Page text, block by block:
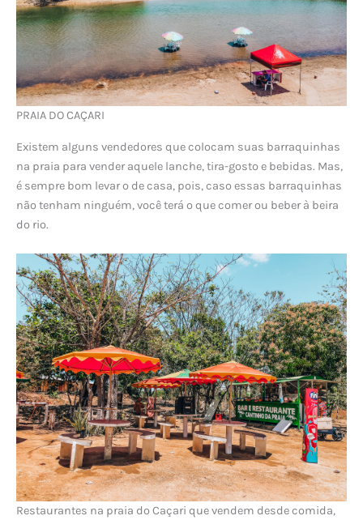
PRAIA DO CAÇARI
Existem alguns vendedores que colocam suas barraquinhas
na praia para vender aquele lanche, tira-gosto e bebidas. Mas,
é sempre bom levar o de casa, pois, caso essas barraquinhas
não tenham ninguém, você terá o que comer ou beber à beira
do rio.
Restaurantes na praia do Caçari que vendem desde comida,